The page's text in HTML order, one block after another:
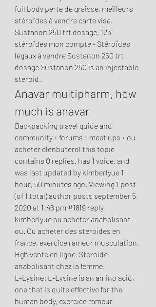
full body perte de graisse, meilleurs
stéroïdes à vendre carte visa.
Sustanon 250 trt dosage, 123
stéroïdes mon compte - Stéroïdes
légaux à vendre Sustanon 250 trt
dosage Sustanon 250 is an injectable
steroid.
Anavar multipharm, how
much is anavar
Backpacking travel guide and
community › forums › meet ups › ou
acheter clenbuterol this topic
contains 0 replies, has 1 voice, and
was last updated by kimberlyue 1
hour, 50 minutes ago. Viewing 1 post
(of 1 total) author posts september 5,
2020 at 1:46 pm #1819 reply
kimberlyue ou acheter anabolisant –
ou. Ou acheter des steroides en
france, exercice rameur musculation.
Hgh vente en ligne. Steroide
anabolisant chez la femme.
L-Lysine: L-Lysine is an amino acid,
one that is quite effective for the
human body, exercice rameur